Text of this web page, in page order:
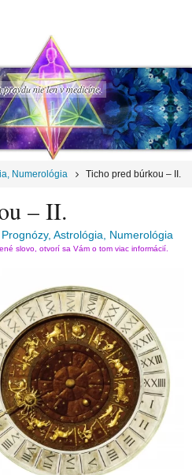
nie len v medicíne.
Numerológia Ticho pred búrkou – II.
– II.
Prognózy, Astrológia, Numerológia
slovo, otvorí sa Vám o tom viac informácií.